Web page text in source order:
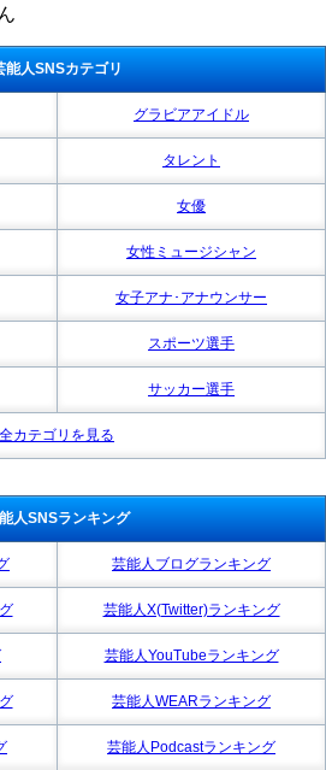
能人SNSカテゴリ
グラビアアイドル
タレント
女優
女性ミュージシャン
女子アナ･アナウンサー
スポーツ選手
サッカー選手
全カテゴリを見る
人SNSランキング
芸能人ブログランキング
芸能人X(Twitter)ランキング
芸能人YouTubeランキング
芸能人WEARランキング
芸能人Podcastランキング